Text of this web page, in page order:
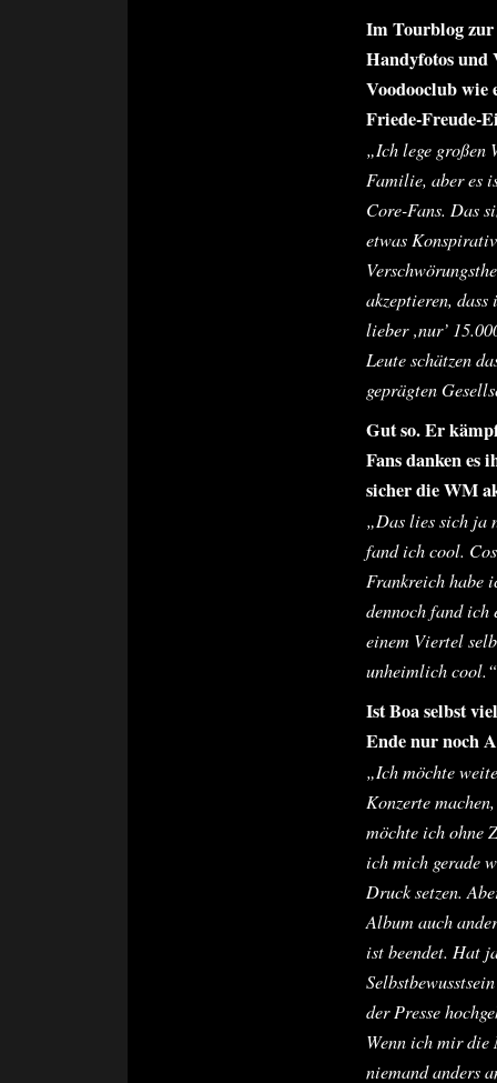
Im Tourblog zur
Handyfotos und
Voodooclub
Friede-Freude-
„Ich lege großen
Familie, aber es
Core-Fans. Das
etwas
akzeptieren,
lieber ‚nur’
Leute schätzen
geprägten
Gut so. Er
Fans danken
sicher die WM
„Das lies sich ja
fand ich cool.
Frankreich habe
dennoch fand ich
einem Viertel
unheimlich cool.“
Ist Boa selbst
Ende nur noch
„Ich möchte
Konzerte
möchte ich ohne
ich mich gerade
Druck setzen.
Album auch
ist beendet. Hat
der Presse
Wenn ich mir die
niemand anders